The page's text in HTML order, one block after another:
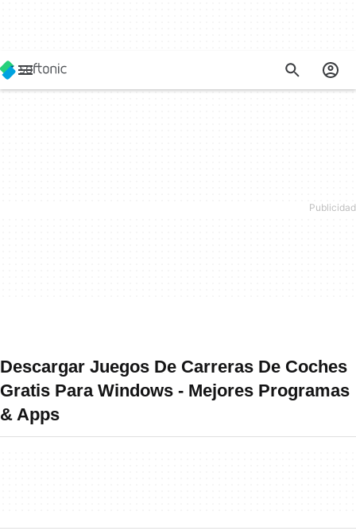
Descargar Juegos De Carreras De Coches
Gratis Para Windows - Mejores Programas
& Apps